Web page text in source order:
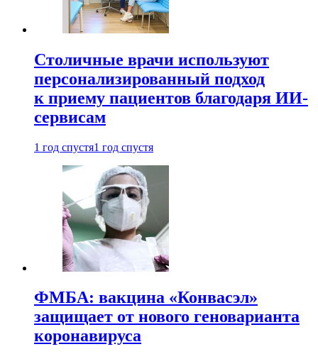
Столичные врачи используют
персонализированный подход
к приему пациентов благодаря ИИ-
сервисам
1 год спустя1 год спустя
ФМБА: вакцина «Конвасэл»
защищает от нового геноварианта
коронавируса